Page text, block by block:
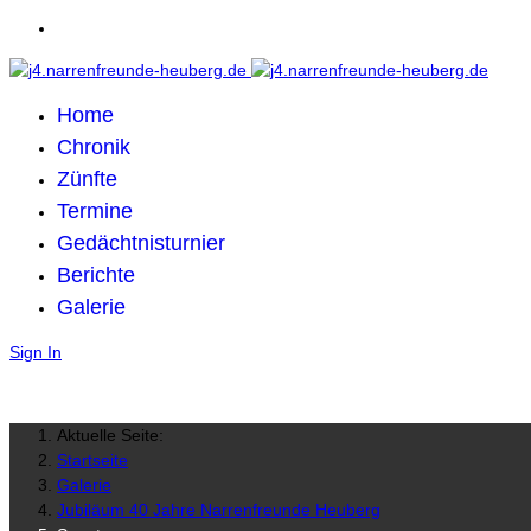
Home
Chronik
Zünfte
Termine
Gedächtnisturnier
Berichte
Galerie
Sign In
Aktuelle Seite:
Startseite
Galerie
Jubiläum 40 Jahre Narrenfreunde Heuberg